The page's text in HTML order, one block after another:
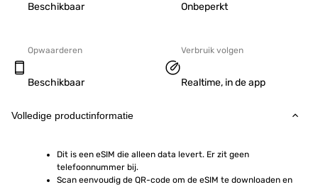
Beschikbaar Onbeperkt
Opwaarderen
Beschikbaar
Verbruik volgen
Realtime, in de app
Volledige productinformatie
Dit is een eSIM die alleen data levert. Er zit geen
telefoonnummer bij.
Scan eenvoudig de QR-code om de eSIM te downloaden en